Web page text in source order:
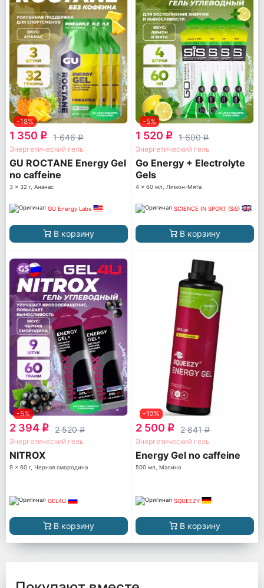
-18%
1 350 q 1 646q
Энергетический гель
GU ROCTANE Energy Gel
no caffeine
3 x 32 г, Ананас
GU Energy Labs
В корзину
-5%
1 520 q 1 600q
Энергетический гель
Go Energy + Electrolyte
Gels
4 x 60 мл, Лимон-Мята
SCIENCE IN SPORT (SiS)
В корзину
-5%
2 394 q 2 520q
Энергетический гель
NITROX
9 x 60 г, Черная смородина
GEL4U
В корзину
-12%
2 500 q 2 841q
Энергетический гель
Energy Gel no caffeine
500 мл, Малина
SQUEEZY
В корзину